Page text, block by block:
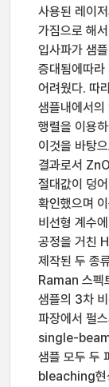
사용된 레이
가짐으로 해
입사파가 샘
증대됨에따
어려웠다. 따
샘플내에서
행렬을 이용
이것을 바탕
결과로서
절대값이 덩
확인했으며
비선형 계수
공정을 거친
제작된 두
Raman 스펙
샘플의 3차
파장에서 펄
single-beam
샘플 모두 두
bleaching현